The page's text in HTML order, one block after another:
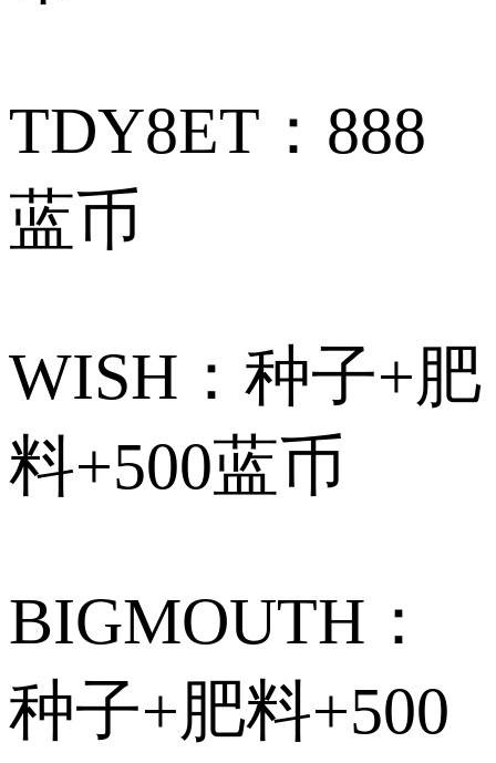
TDY8ET：888
蓝币
WISH：种子+肥
料+500蓝币
BIGMOUTH：
种子+肥料+500